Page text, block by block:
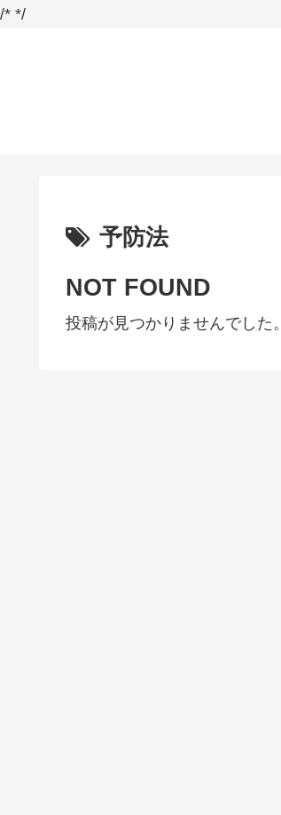
/* */
予防法
NOT FOUND
投稿が見つかりませんでした。